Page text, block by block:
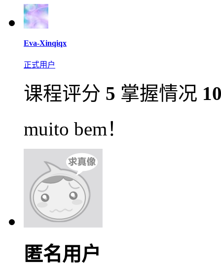
Eva-Xinqiqx
正式用户
课程评分 5 掌握情况
muito bem！
匿名用户